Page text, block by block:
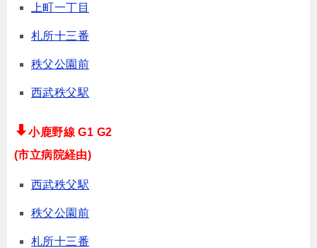
上町一丁目
札所十三番
秩父公園前
西武秩父駅
小鹿野線 G1 G2
(市立病院経由)
西武秩父駅
秩父公園前
札所十三番